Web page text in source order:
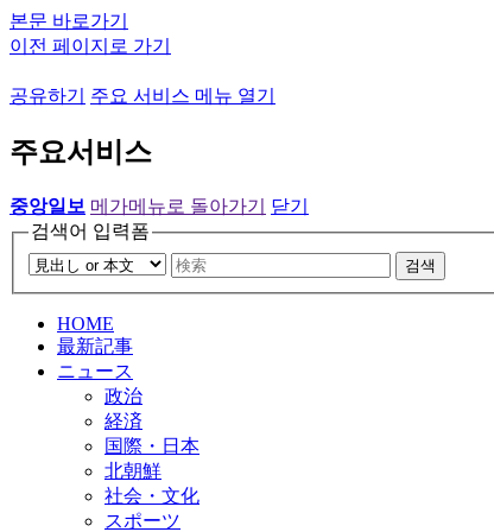
본문 바로가기
이전 페이지로 가기
공유하기 주요 서비스 메뉴 열기
주요서비스
중앙일보 메가메뉴로 돌아가기
닫기
검색어 입력폼
검색
HOME
最新記事
ニュース
政治
経済
国際・日本
北朝鮮
社会・文化
スポーツ